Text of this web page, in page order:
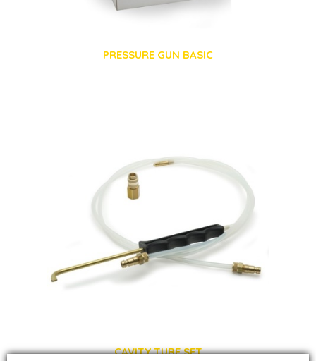
PRESSURE GUN BASIC
CAVITY TUBE SET